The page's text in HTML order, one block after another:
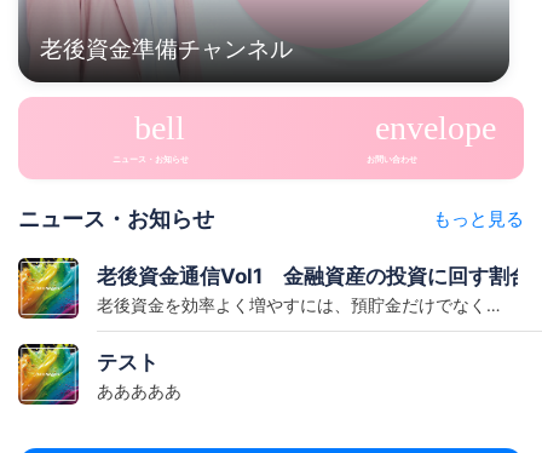
老後資金準備チャンネル
bell
ニュース・お知らせ
envelope
お問い合わせ
ニュース・お知らせ もっと見る
老後資金通信Vol1 金融資産の投資に回す割合
老後資金を効率よく増やすには、預貯金だけでなく一部を投資に回すことも大切です。一般的には金融資産の30〜50％程度を目安に、生活防衛資金を確保したうえで無理のない範囲で運用を始めましょう。
テスト
あああああ